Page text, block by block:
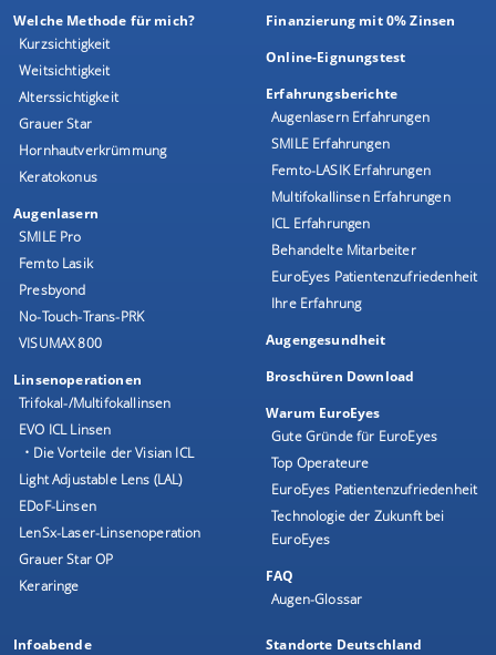
Welche Methode für mich?
Kurzsichtigkeit
Weitsichtigkeit
Alterssichtigkeit
Grauer Star
Hornhautverkrümmung
Keratokonus
Augenlasern
SMILE Pro
Femto Lasik
Presbyond
No-Touch-Trans-PRK
VISUMAX 800
Linsenoperationen
Trifokal-/Multifokallinsen
EVO ICL Linsen
• Die Vorteile der Visian ICL
Light Adjustable Lens (LAL)
EDoF-Linsen
LenSx-Laser-Linsenoperation
Grauer Star OP
Keraringe
Finanzierung mit 0% Zinsen
Online-Eignungstest
Erfahrungsberichte
Augenlasern Erfahrungen
SMILE Erfahrungen
Femto-LASIK Erfahrungen
Multifokallinsen Erfahrungen
ICL Erfahrungen
Behandelte Mitarbeiter
EuroEyes Patientenzufriedenheit
Ihre Erfahrung
Augengesundheit
Broschüren Download
Warum EuroEyes
Gute Gründe für EuroEyes
Top Operateure
EuroEyes Patientenzufriedenheit
Technologie der Zukunft bei
EuroEyes
FAQ
Augen-Glossar
Infoabende
Standorte Deutschland